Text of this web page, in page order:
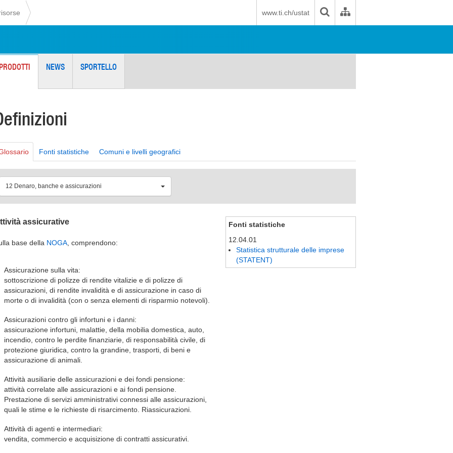
www.ti.ch/ustat
NEWS SPORTELLO
Fonti statistiche Comuni e livelli geografici
12 Denaro, banche e assicurazioni
assicurative
base della NOGA , comprendono:
Assicurazione sulla vita:
sottoscrizione di polizze di rendite vitalizie e di polizze di
assicurazioni, di rendite invalidità e di assicurazione in caso di
morte o di invalidità (con o senza elementi di risparmio notevoli).
Assicurazioni contro gli infortuni e i danni:
assicurazione infortuni, malattie, della mobilia domestica, auto,
incendio, contro le perdite finanziarie, di responsabilità civile, di
protezione giuridica, contro la grandine, trasporti, di beni e
assicurazione di animali.
Attività ausiliarie delle assicurazioni e dei fondi pensione:
attività correlate alle assicurazioni e ai fondi pensione.
Prestazione di servizi amministrativi connessi alle assicurazioni,
quali le stime e le richieste di risarcimento. Riassicurazioni.
Attività di agenti e intermediari:
vendita, commercio e acquisizione di contratti assicurativi.
Fonti statistiche
12.04.01
Statistica strutturale delle imprese
(STATENT)